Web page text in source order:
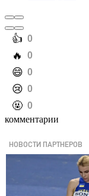
️👍 0
️🔥 0
️😄 0
️😢 0
️🤬 0
комментарии